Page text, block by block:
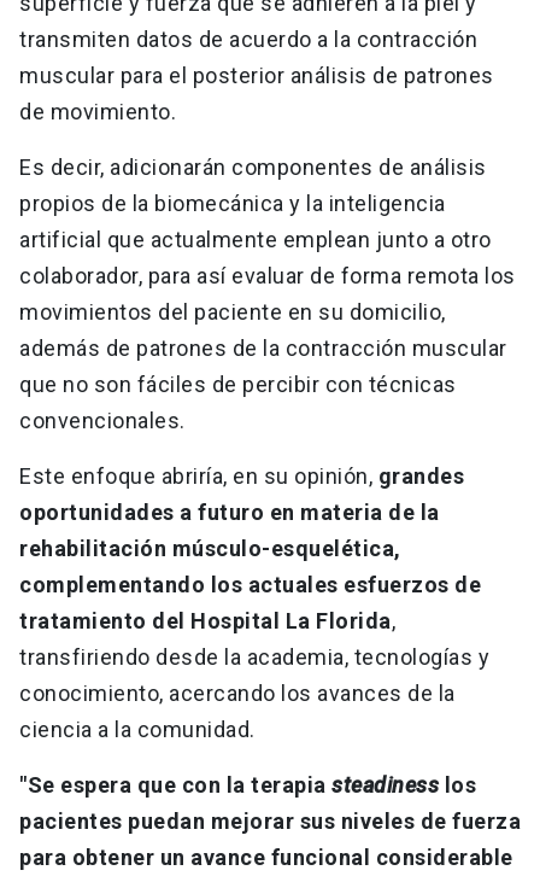
transmiten datos de acuerdo a la contracción
muscular para el posterior análisis de patrones
de movimiento.
Es decir, adicionarán componentes de análisis
propios de la biomecánica y la inteligencia
artificial que actualmente emplean junto a otro
colaborador, para así evaluar de forma remota los
movimientos del paciente en su domicilio,
además de patrones de la contracción muscular
que no son fáciles de percibir con técnicas
convencionales.
Este enfoque abriría, en su opinión, grandes
oportunidades a futuro en materia de la
rehabilitación músculo-esquelética,
complementando los actuales esfuerzos de
tratamiento del Hospital La Florida,
transfiriendo desde la academia, tecnologías y
conocimiento, acercando los avances de la
ciencia a la comunidad.
"Se espera que con la terapia steadiness los
pacientes puedan mejorar sus niveles de fuerza
para obtener un avance funcional considerable